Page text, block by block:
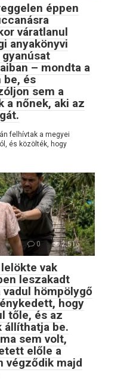
éppen
váratlanul
anyakönyvi
– mondta a
be, és
sem a
a nőnek, aki az
felhívtak a megyei
és közölték, hogy
0 2,516
vak
leszakadt
hömpölygő
hogy
tőle, és az
állíthatja be.
sem volt,
előle a
végződik majd